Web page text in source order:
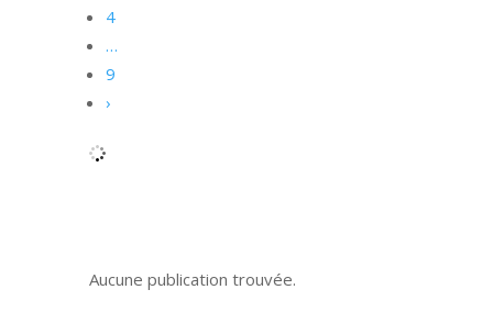
4
…
9
›
Aucune publication trouvée.